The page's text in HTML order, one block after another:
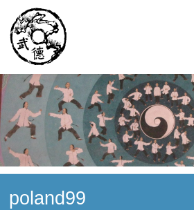
Институт Исследования Внутреннего
Школа тайцзи-цюань стиля Чэнь,
Андрей Середняков.
poland99